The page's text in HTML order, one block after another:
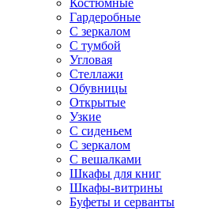
Костюмные
Гардеробные
С зеркалом
С тумбой
Угловая
Стеллажи
Обувницы
Открытые
Узкие
С сиденьем
С зеркалом
С вешалками
Шкафы для книг
Шкафы-витрины
Буфеты и серванты